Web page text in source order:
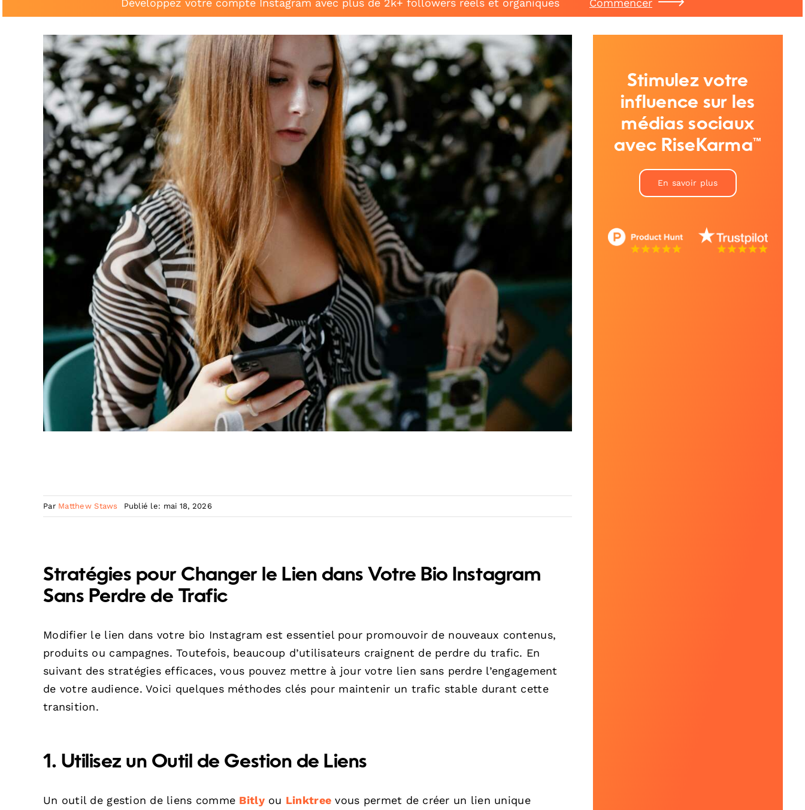
Développez votre compte Instagram avec plus de 2k+ followers réels et organiques Commencer
Par Matthew Staws Publié le: mai 18, 2026
Stratégies pour Changer le Lien dans Votre Bio Instagram
Sans Perdre de Trafic
Modifier le lien dans votre bio Instagram est essentiel pour promouvoir de nouveaux contenus,
produits ou campagnes. Toutefois, beaucoup d’utilisateurs craignent de perdre du trafic. En
suivant des stratégies efficaces, vous pouvez mettre à jour votre lien sans perdre l’engagement
de votre audience. Voici quelques méthodes clés pour maintenir un trafic stable durant cette
transition.
1. Utilisez un Outil de Gestion de Liens
Un outil de gestion de liens comme Bitlyou Linktree vous permet de créer un lien unique
Stimulez votre
influence sur les
médias sociaux
avec RiseKarma™
En savoir plus